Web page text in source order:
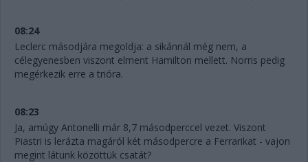
08:24
Leclerc másodjára megoldja: a sikánnál még nem, a
célegyenesben viszont elment Hamilton mellett. Norris pedig
megérkezik erre a trióra.
08:23
Ja, amúgy Antonelli már 8,7 másodperccel vezet. Viszont
Piastri is lerázta magáról két másodpercre a Ferrarikat - vajon
megint látunk közöttük csatát?